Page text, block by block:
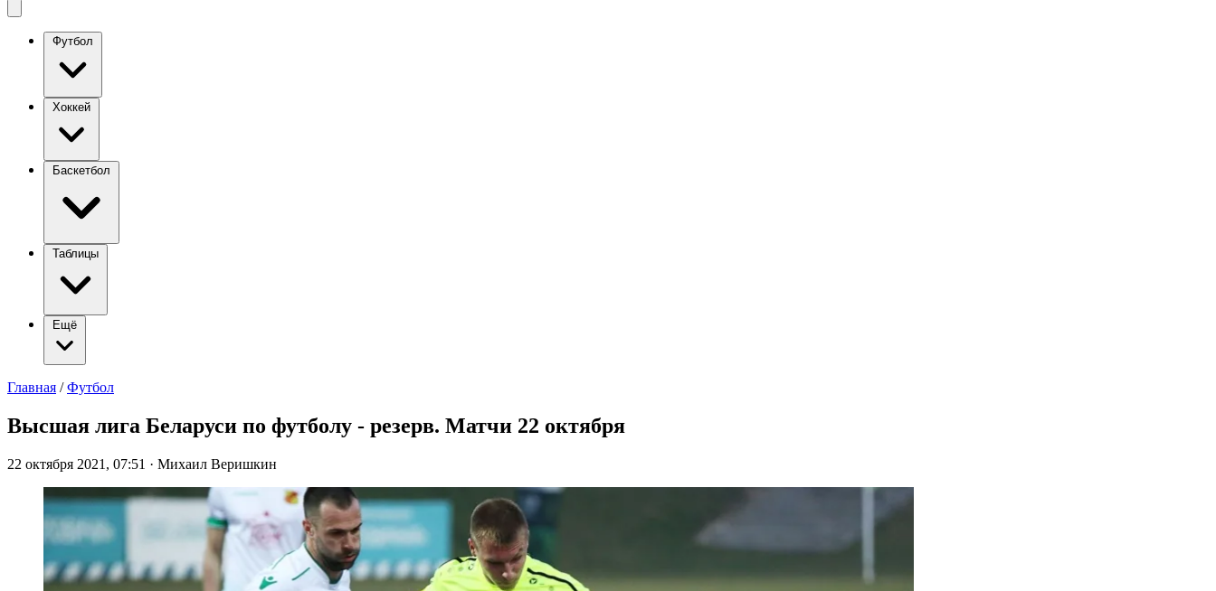
Футбол
Хоккей
Баскетбол
Таблицы
Ещё
Главная / Футбол
Высшая лига Беларуси по футболу - резерв. Матчи 22 октября
22 октября 2021, 07:51 · Михаил Веришкин